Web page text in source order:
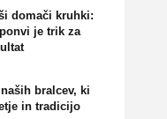
domači kruhki:
je trik za
bralcev, ki
in tradicijo